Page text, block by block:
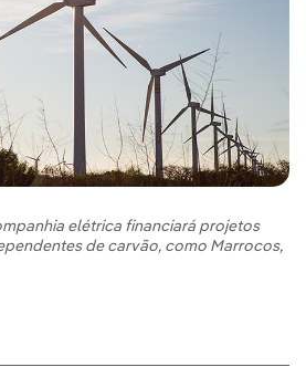
elétrica financiará projetos
de carvão, como Marrocos,